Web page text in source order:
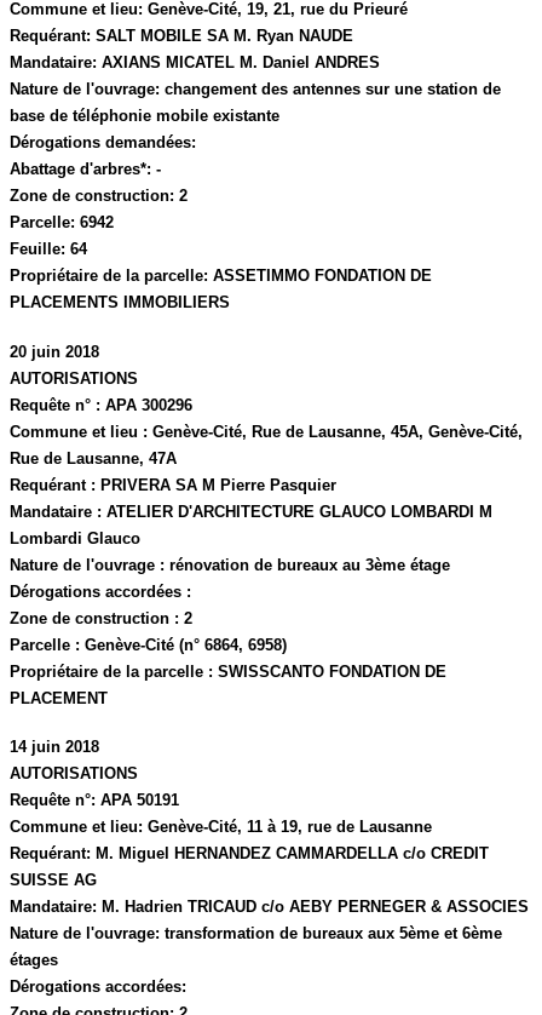
Commune et lieu: Genève-Cité, 19, 21, rue du Prieuré
Requérant: SALT MOBILE SA M. Ryan NAUDE
Mandataire: AXIANS MICATEL M. Daniel ANDRES
Nature de l'ouvrage: changement des antennes sur une station de
base de téléphonie mobile existante
Dérogations demandées:
Abattage d'arbres*: -
Zone de construction: 2
Parcelle: 6942
Feuille: 64
Propriétaire de la parcelle: ASSETIMMO FONDATION DE
PLACEMENTS IMMOBILIERS
20 juin 2018
AUTORISATIONS
Requête n° : APA 300296
Commune et lieu : Genève-Cité, Rue de Lausanne, 45A, Genève-Cité,
Rue de Lausanne, 47A
Requérant : PRIVERA SA M Pierre Pasquier
Mandataire : ATELIER D'ARCHITECTURE GLAUCO LOMBARDI M
Lombardi Glauco
Nature de l'ouvrage : rénovation de bureaux au 3ème étage
Dérogations accordées :
Zone de construction : 2
Parcelle : Genève-Cité (n° 6864, 6958)
Propriétaire de la parcelle : SWISSCANTO FONDATION DE
PLACEMENT
14 juin 2018
AUTORISATIONS
Requête n°: APA 50191
Commune et lieu: Genève-Cité, 11 à 19, rue de Lausanne
Requérant: M. Miguel HERNANDEZ CAMMARDELLA c/o CREDIT
SUISSE AG
Mandataire: M. Hadrien TRICAUD c/o AEBY PERNEGER & ASSOCIES
Nature de l'ouvrage: transformation de bureaux aux 5ème et 6ème
étages
Dérogations accordées: